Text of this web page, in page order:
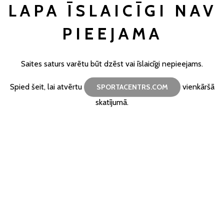
LAPA ĪSLAICĪGI NAV
PIEEJAMA
Saites saturs varētu būt dzēst vai īslaicīgi nepieejams.
Spied šeit, lai atvērtu SPORTACENTRS.COM
vienkāršā
skatījumā.